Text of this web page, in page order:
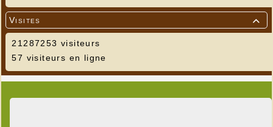

Visites
21287253 visiteurs
57 visiteurs en ligne